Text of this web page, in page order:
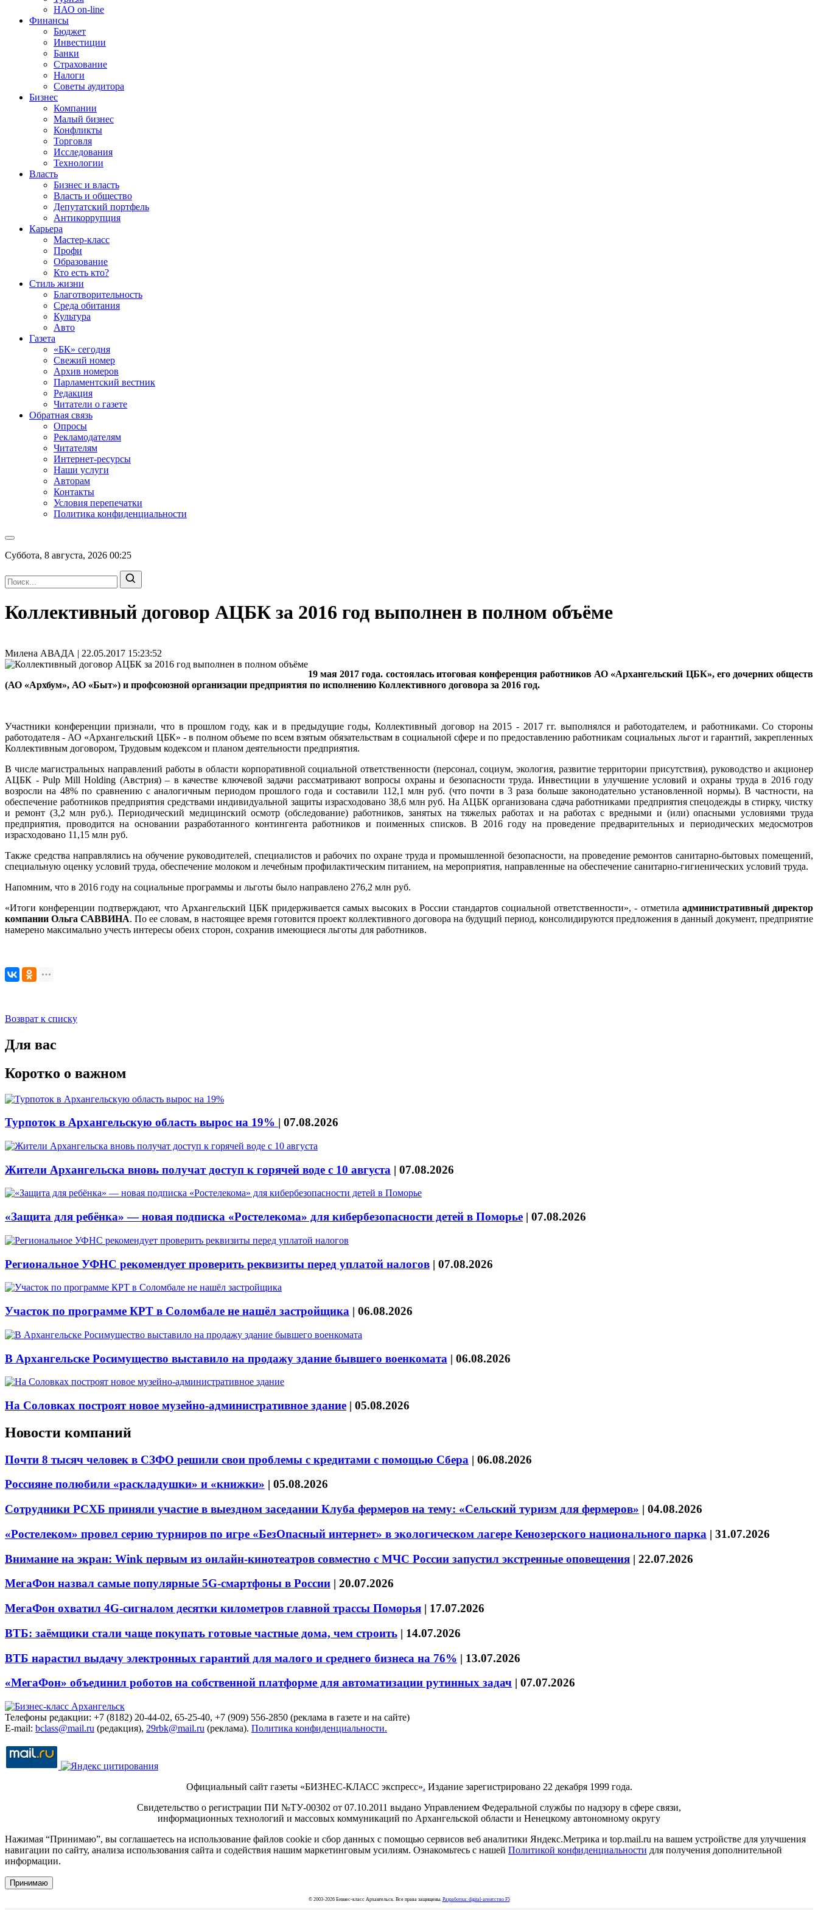
НАО on-line
Финансы
Бюджет
Инвестиции
Банки
Страхование
Налоги
Советы аудитора
Бизнес
Компании
Малый бизнес
Конфликты
Торговля
Исследования
Технологии
Власть
Бизнес и власть
Власть и общество
Депутатский портфель
Антикоррупция
Карьера
Мастер-класс
Профи
Образование
Кто есть кто?
Стиль жизни
Благотворительность
Среда обитания
Культура
Авто
Газета
«БК» сегодня
Свежий номер
Архив номеров
Парламентский вестник
Редакция
Читатели о газете
Обратная связь
Опросы
Рекламодателям
Читателям
Интернет-ресурсы
Наши услуги
Авторам
Контакты
Условия перепечатки
Политика конфиденциальности
Суббота, 8 августа, 2026 00:25
Коллективный договор АЦБК за 2016 год выполнен в полном объёме
Милена АВАДА | 22.05.2017 15:23:52
19 мая 2017 года. состоялась итоговая конференция работников АО «Архангельский ЦБК», его дочерних обществ
(АО «Архбум», АО «Быт») и профсоюзной организации предприятия по исполнению Коллективного договора за 2016 год.
Участники конференции признали, что в прошлом году, как и в предыдущие годы, Коллективный договор на 2015 - 2017 гг. выполнялся и работодателем, и работниками. Со стороны
работодателя - АО «Архангельский ЦБК» - в полном объеме по всем взятым обязательствам в социальной сфере и по предоставлению работникам социальных льгот и гарантий, закрепленных
Коллективным договором, Трудовым кодексом и планом деятельности предприятия.
В числе магистральных направлений работы в области корпоративной социальной ответственности (персонал, социум, экология, развитие территории присутствия), руководство и акционер
АЦБК - Pulp Mill Holding (Австрия) – в качестве ключевой задачи рассматривают вопросы охраны и безопасности труда. Инвестиции в улучшение условий и охраны труда в 2016 году
возросли на 48% по сравнению с аналогичным периодом прошлого года и составили 112,1 млн руб. (что почти в 3 раза больше законодательно установленной нормы). В частности, на
обеспечение работников предприятия средствами индивидуальной защиты израсходовано 38,6 млн руб. На АЦБК организована сдача работниками предприятия спецодежды в стирку, чистку
и ремонт (3,2 млн руб.). Периодический медицинский осмотр (обследование) работников, занятых на тяжелых работах и на работах с вредными и (или) опасными условиями труда
предприятия, проводится на основании разработанного контингента работников и поименных списков. В 2016 году на проведение предварительных и периодических медосмотров
израсходовано 11,15 млн руб.
Также средства направлялись на обучение руководителей, специалистов и рабочих по охране труда и промышленной безопасности, на проведение ремонтов санитарно-бытовых помещений,
специальную оценку условий труда, обеспечение молоком и лечебным профилактическим питанием, на мероприятия, направленные на обеспечение санитарно-гигиенических условий труда.
Напомним, что в 2016 году на социальные программы и льготы было направлено 276,2 млн руб.
«Итоги конференции подтверждают, что Архангельский ЦБК придерживается самых высоких в России стандартов социальной ответственности», - отметила административный директор
компании Ольга САВВИНА. По ее словам, в настоящее время готовится проект коллективного договора на будущий период, консолидируются предложения в данный документ, предприятие
намерено максимально учесть интересы обеих сторон, сохранив имеющиеся льготы для работников.
Возврат к списку
Для вас
Коротко о важном
Турпоток в Архангельскую область вырос на 19% | 07.08.2026
Жители Архангельска вновь получат доступ к горячей воде с 10 августа | 07.08.2026
«Защита для ребёнка» — новая подписка «Ростелекома» для кибербезопасности детей в Поморье | 07.08.2026
Региональное УФНС рекомендует проверить реквизиты перед уплатой налогов | 07.08.2026
Участок по программе КРТ в Соломбале не нашёл застройщика | 06.08.2026
В Архангельске Росимущество выставило на продажу здание бывшего военкомата | 06.08.2026
На Соловках построят новое музейно-административное здание | 05.08.2026
Новости компаний
Почти 8 тысяч человек в СЗФО решили свои проблемы с кредитами с помощью Сбера | 06.08.2026
Россияне полюбили «раскладушки» и «книжки» | 05.08.2026
Сотрудники РСХБ приняли участие в выездном заседании Клуба фермеров на тему: «Сельский туризм для фермеров» | 04.08.2026
«Ростелеком» провел серию турниров по игре «БезОпасный интернет» в экологическом лагере Кенозерского национального парка | 31.07.2026
Внимание на экран: Wink первым из онлайн-кинотеатров совместно с МЧС России запустил экстренные оповещения | 22.07.2026
МегаФон назвал самые популярные 5G-смартфоны в России | 20.07.2026
МегаФон охватил 4G-сигналом десятки километров главной трассы Поморья | 17.07.2026
ВТБ: заёмщики стали чаще покупать готовые частные дома, чем строить | 14.07.2026
ВТБ нарастил выдачу электронных гарантий для малого и среднего бизнеса на 76% | 13.07.2026
«МегаФон» объединил роботов на собственной платформе для автоматизации рутинных задач | 07.07.2026
Телефоны редакции: +7 (8182) 20-44-02, 65-25-40, +7 (909) 556-2850 (реклама в газете и на сайте)
E-mail: bclass@mail.ru (редакция), 29rbk@mail.ru (реклама). Политика конфиденциальности.
Официальный сайт газеты «БИЗНЕС-КЛАСС экспресс». Издание зарегистрировано 22 декабря 1999 года.
Свидетельство о регистрации ПИ №ТУ-00302 от 07.10.2011 выдано Управлением Федеральной службы по надзору в сфере связи,
информационных технологий и массовых коммуникаций по Архангельской области и Ненецкому автономному округу
Нажимая “Принимаю”, вы соглашаетесь на использование файлов cookie и сбор данных с помощью сервисов веб аналитики Яндекс.Метрика и top.mail.ru на вашем устройстве для улучшения
навигации по сайту, анализа использования сайта и содействия нашим маркетинговым усилиям. Ознакомьтесь с нашей Политикой конфиденциальности для получения дополнительной
информации.
Принимаю
© 2003-2026 Бизнес-класс Архангельск. Все права защищены. Разработка: digital-агентство F5